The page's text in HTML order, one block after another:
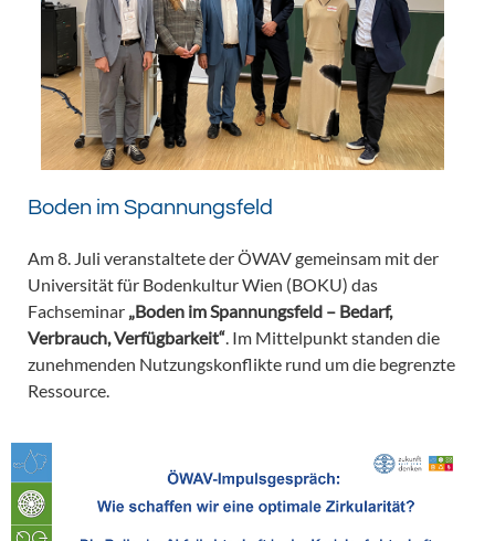
Boden im Spannungsfeld
Am 8. Juli veranstaltete der ÖWAV gemeinsam mit der
Universität für Bodenkultur Wien (BOKU) das
Fachseminar „Boden im Spannungsfeld – Bedarf,
Verbrauch, Verfügbarkeit“ . Im Mittelpunkt standen die
zunehmenden Nutzungskonflikte rund um die begrenzte
Ressource.